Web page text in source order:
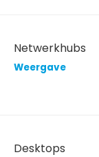
Netwerkhubs
Weergave
Desktops